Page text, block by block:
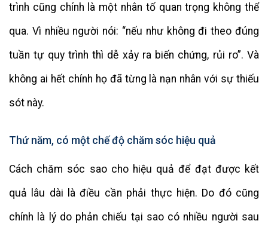
trình cũng chính là một nhân tố quan trọng không thể
qua. Vì nhiều người nói: “nếu như không đi theo đúng
tuần tự quy trình thì dễ xảy ra biến chứng, rủi ro”. Và
không ai hết chính họ đã từng là nạn nhân với sự thiếu
sót này.
Thứ năm, có một chế độ chăm sóc hiệu quả
Cách chăm sóc sao cho hiệu quả để đạt được kết
quả lâu dài là điều cần phải thực hiện. Do đó cũng
chính là lý do phản chiếu tại sao có nhiều người sau